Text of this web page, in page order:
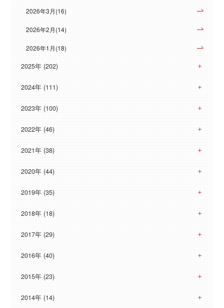
2026年3月(16)
2026年2月(14)
2026年1月(18)
2025年 (202)
2024年 (111)
2023年 (100)
2022年 (46)
2021年 (38)
2020年 (44)
2019年 (35)
2018年 (18)
2017年 (29)
2016年 (40)
2015年 (23)
2014年 (14)